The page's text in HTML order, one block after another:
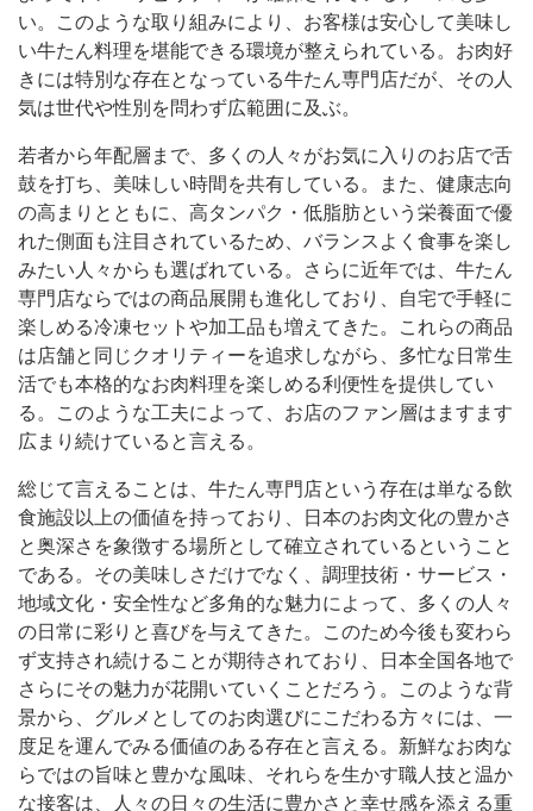
い。このような取り組みにより、お客様は安心して美味し
い牛たん料理を堪能できる環境が整えられている。お肉好
きには特別な存在となっている牛たん専門店だが、その人
気は世代や性別を問わず広範囲に及ぶ。
若者から年配層まで、多くの人々がお気に入りのお店で舌
鼓を打ち、美味しい時間を共有している。また、健康志向
の高まりとともに、高タンパク・低脂肪という栄養面で優
れた側面も注目されているため、バランスよく食事を楽し
みたい人々からも選ばれている。さらに近年では、牛たん
専門店ならではの商品展開も進化しており、自宅で手軽に
楽しめる冷凍セットや加工品も増えてきた。これらの商品
は店舗と同じクオリティーを追求しながら、多忙な日常生
活でも本格的なお肉料理を楽しめる利便性を提供してい
る。このような工夫によって、お店のファン層はますます
広まり続けていると言える。
総じて言えることは、牛たん専門店という存在は単なる飲
食施設以上の価値を持っており、日本のお肉文化の豊かさ
と奥深さを象徴する場所として確立されているということ
である。その美味しさだけでなく、調理技術・サービス・
地域文化・安全性など多角的な魅力によって、多くの人々
の日常に彩りと喜びを与えてきた。このため今後も変わら
ず支持され続けることが期待されており、日本全国各地で
さらにその魅力が花開いていくことだろう。このような背
景から、グルメとしてのお肉選びにこだわる方々には、一
度足を運んでみる価値のある存在と言える。新鮮なお肉な
らではの旨味と豊かな風味、それらを生かす職人技と温か
な接客は、人々の日々の生活に豊かさと幸せ感を添える重